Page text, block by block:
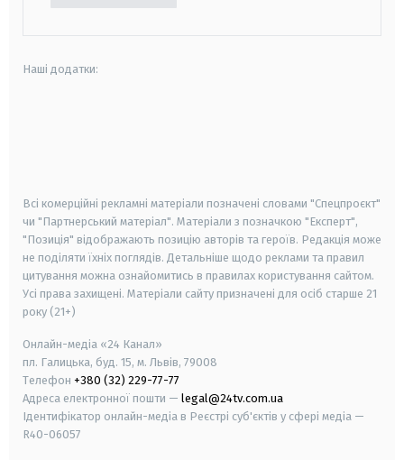
Наші додатки:
Всі комерційні рекламні матеріали позначені словами "Спецпроєкт"
чи "Партнерський матеріал". Матеріали з позначкою "Експерт",
"Позиція" відображають позицію авторів та героїв. Редакція може
не поділяти їхніх поглядів. Детальніше щодо реклами та правил
цитування можна ознайомитись в правилах користування сайтом.
Усі права захищені. Матеріали сайту призначені для осіб старше 21
року (21+)
Онлайн-медіа «24 Канал»
пл. Галицька, буд. 15, м. Львів, 79008
Телефон +380 (32) 229-77-77
Адреса електронної пошти — legal@24tv.com.ua
Ідентифікатор онлайн-медіа в Реєстрі суб'єктів у сфері медіа —
R40-06057